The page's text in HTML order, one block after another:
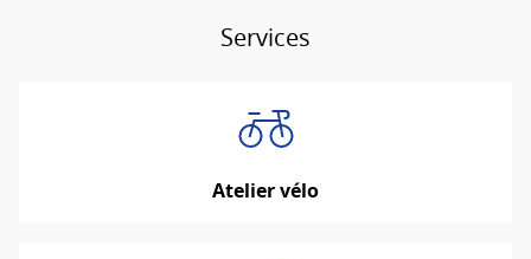
Services
Atelier vélo